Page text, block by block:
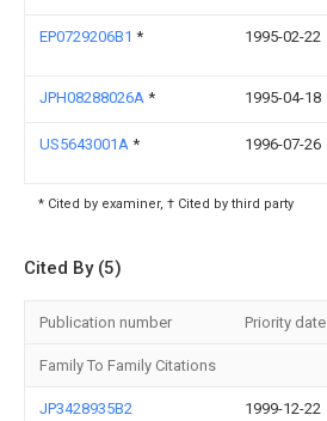
EP0729206B1 * 1995-02-22
JPH08288026A * 1995-04-18
US5643001A * 1996-07-26
* Cited by examiner, † Cited by third party
Cited By (5)
Publication number Priority date
Family To Family Citations
JP3428935B2 1999-12-22